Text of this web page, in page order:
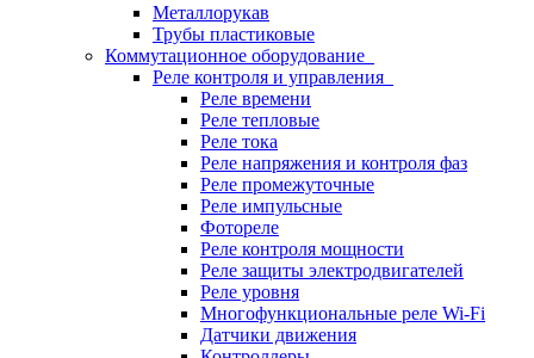
Металлорукав
Трубы пластиковые
Коммутационное оборудование
Реле контроля и управления
Реле времени
Реле тепловые
Реле тока
Реле напряжения и контроля фаз
Реле промежуточные
Реле импульсные
Фотореле
Реле контроля мощности
Реле защиты электродвигателей
Реле уровня
Многофункциональные реле Wi-Fi
Датчики движения